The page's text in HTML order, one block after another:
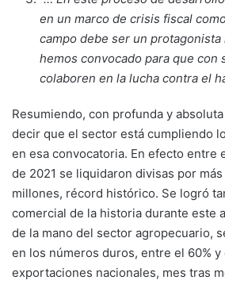
en un marco de crisis fiscal
campo debe ser un
hemos convocado para que con
colaboren en la lucha contra el
Resumiendo, con profunda y
decir que el sector está cumpliendo
en esa convocatoria. En efecto entre
de 2021 se liquidaron divisas por
millones, récord histórico. Se logró
comercial de la historia durante este
de la mano del sector agropecuario,
en los números duros, entre el 60% y
exportaciones nacionales, mes tras